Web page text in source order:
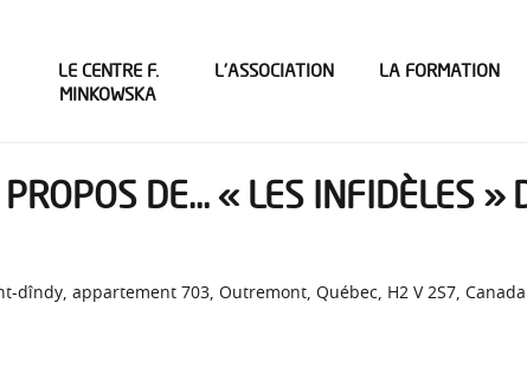
LE CENTRE F.
MINKOWSKA
L’ASSOCIATION LA FORMATION
DE… « LES INFIDÈLES »
dîndy, appartement 703, Outremont, Québec, H2 V 2S7, Canada